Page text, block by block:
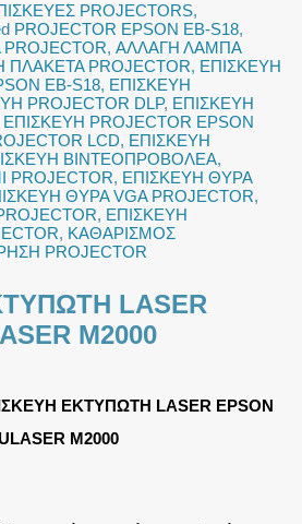
PROJECTORS,
PROJECTOR EPSON EB-S18,
,ΑΛΛΑΓΗ ΛΑΜΠΑ
ΠΛΑΚΕΤΑ PROJECTOR, ΕΠΙΣΚΕΥΗ
EB-S18, ΕΠΙΣΚΕΥΗ
PROJECTOR DLP, ΕΠΙΣΚΕΥΗ
ΕΠΙΣΚΕΥΗ PROJECTOR EPSON
LCD, ΕΠΙΣΚΕΥΗ
ΒΙΝΤΕΟΠΡΟΒΟΛΕΑ,
PROJECTOR, ΕΠΙΣΚΕΥΗ ΘΥΡΑ
ΘΥΡΑ VGA PROJECTOR,
, ΕΠΙΣΚΕΥΗ
, ΚΑΘΑΡΙΣΜΟΣ
PROJECTOR
LASER
M2000
ΕΚΤΥΠΩΤΗ LASER EPSON
M2000